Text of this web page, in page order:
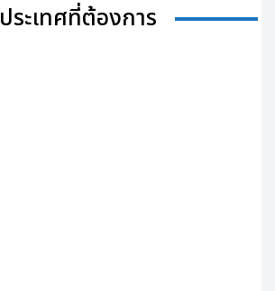
ประเทศที่ต้องการ